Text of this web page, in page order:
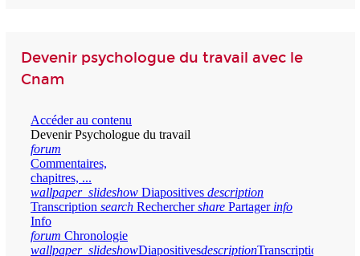
Devenir psychologue du travail avec le
Cnam